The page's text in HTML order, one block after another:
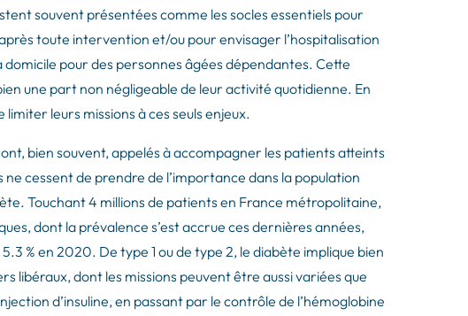
souvent présentées comme les socles essentiels pour
toute intervention et/ou pour envisager l’hospitalisation
pour des personnes âgées dépendantes. Cette
une part non négligeable de leur activité quotidienne. En
leurs missions à ces seuls enjeux.
bien souvent, appelés à accompagner les patients atteints
cessent de prendre de l’importance dans la population
Touchant 4 millions de patients en France métropolitaine,
dont la prévalence s’est accrue ces dernières années,
% en 2020. De type 1 ou de type 2, le diabète implique bien
libéraux, dont les missions peuvent être aussi variées que
d’insuline, en passant par le contrôle de l’hémoglobine